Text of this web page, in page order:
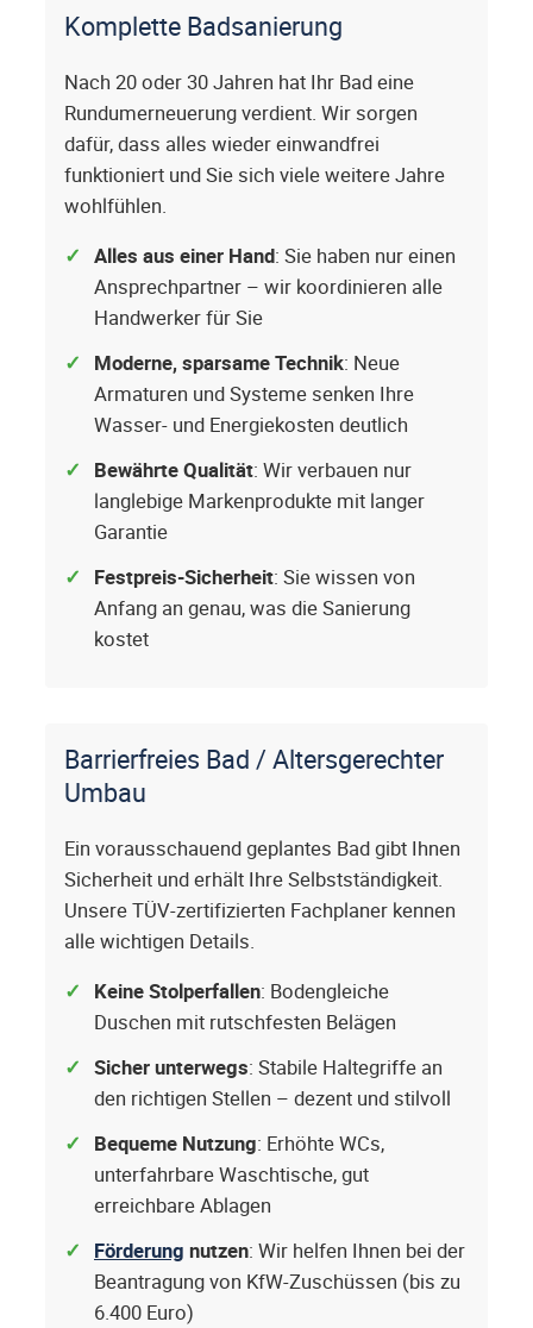
Komplette Badsanierung
Nach 20 oder 30 Jahren hat Ihr Bad eine
Rundumerneuerung verdient. Wir sorgen
dafür, dass alles wieder einwandfrei
funktioniert und Sie sich viele weitere Jahre
wohlfühlen.
Alles aus einer Hand: Sie haben nur einen
Ansprechpartner – wir koordinieren alle
Handwerker für Sie
Moderne, sparsame Technik: Neue
Armaturen und Systeme senken Ihre
Wasser- und Energiekosten deutlich
Bewährte Qualität: Wir verbauen nur
langlebige Markenprodukte mit langer
Garantie
Festpreis-Sicherheit: Sie wissen von
Anfang an genau, was die Sanierung
kostet
Barrierfreies Bad / Altersgerechter
Umbau
Ein vorausschauend geplantes Bad gibt Ihnen
Sicherheit und erhält Ihre Selbstständigkeit.
Unsere TÜV-zertifizierten Fachplaner kennen
alle wichtigen Details.
Keine Stolperfallen: Bodengleiche
Duschen mit rutschfesten Belägen
Sicher unterwegs: Stabile Haltegriffe an
den richtigen Stellen – dezent und stilvoll
Bequeme Nutzung: Erhöhte WCs,
unterfahrbare Waschtische, gut
erreichbare Ablagen
Förderung nutzen: Wir helfen Ihnen bei der
Beantragung von KfW-Zuschüssen (bis zu
6.400 Euro)